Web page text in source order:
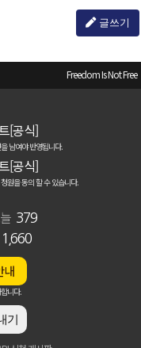
글쓰기
Freedom Is Not Free
밀수, "청정국? 이젠 오염국
지[12]
[공식]
남여야 반영됩니다.
[공식]
원을 동의 할 수 있습니다.
379
1,660
내
니다.
기